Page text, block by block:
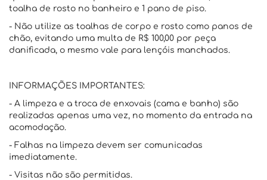
toalha de rosto no banheiro e 1 pano de piso.
- Não utilize as toalhas de corpo e rosto como panos de
chão, evitando uma multa de R$ 100,00 por peça
danificada, o mesmo vale para lençóis manchados.
INFORMAÇÕES IMPORTANTES:
- A limpeza e a troca de enxovais (cama e banho) são
realizadas apenas uma vez, no momento da entrada na
acomodação.
- Falhas na limpeza devem ser comunicadas
imediatamente.
- Visitas não são permitidas.